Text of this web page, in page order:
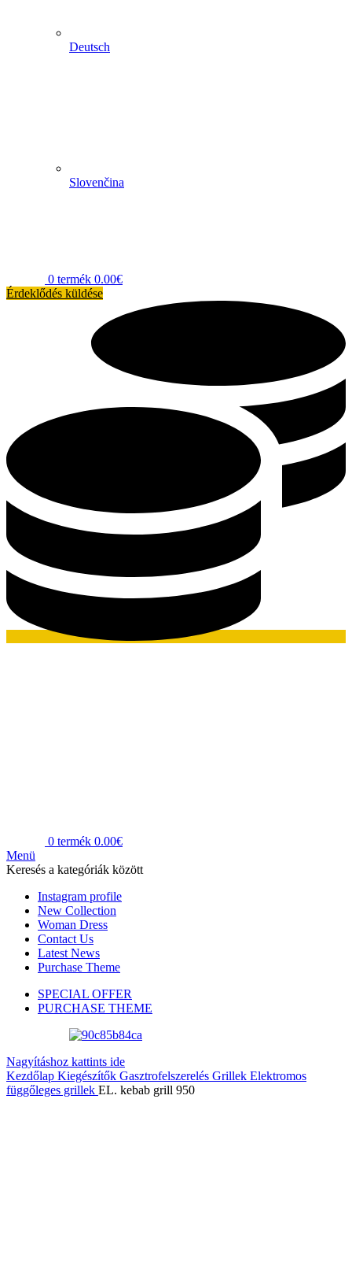
Deutsch
Slovenčina
0 termék 0.00€
Érdeklődés küldése
0 termék 0.00€
Menü
Keresés a kategóriák között
Instagram profile
New Collection
Woman Dress
Contact Us
Latest News
Purchase Theme
SPECIAL OFFER
PURCHASE THEME
Nagyításhoz kattints ide
Kezdőlap Kiegészítők Gasztrofelszerelés Grillek Elektromos
függőleges grillek EL. kebab grill 950